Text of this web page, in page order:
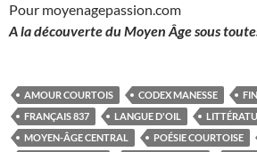
Pour moyenagepassion.com
A la découverte du Moyen Âge sous
AMOUR COURTOIS CODEX MANESSE
FRANÇAIS 837
LANGUE D'OIL
MOYEN-ÂGE CENTRAL
POÉSIE COURTOISE